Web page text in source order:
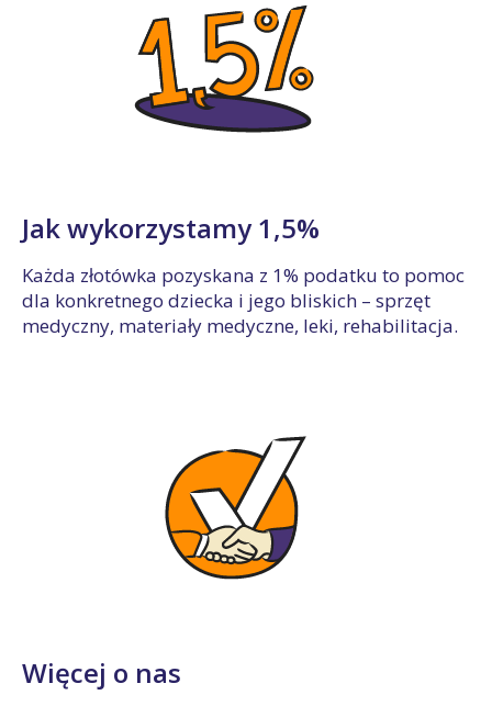
Jak wykorzystamy 1,5%
Każda złotówka pozyskana z 1% podatku to pomoc
dla konkretnego dziecka i jego bliskich – sprzęt
medyczny, materiały medyczne, leki, rehabilitacja.
Więcej o nas